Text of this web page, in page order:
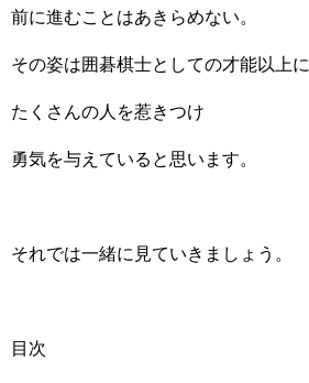
前に進むことはあきらめない。
その姿は囲碁棋士としての才能以上に
たくさんの人を惹きつけ
勇気を与えていると思います。
それでは一緒に見ていきましょう。
目次